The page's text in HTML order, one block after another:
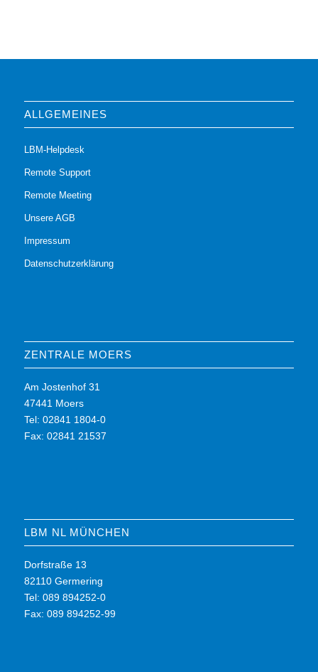
ALLGEMEINES
LBM-Helpdesk
Remote Support
Remote Meeting
Unsere AGB
Impressum
Datenschutzerklärung
ZENTRALE MOERS
Am Jostenhof 31
47441 Moers
Tel: 02841 1804-0
Fax: 02841 21537
LBM NL MÜNCHEN
Dorfstraße 13
82110 Germering
Tel: 089 894252-0
Fax: 089 894252-99